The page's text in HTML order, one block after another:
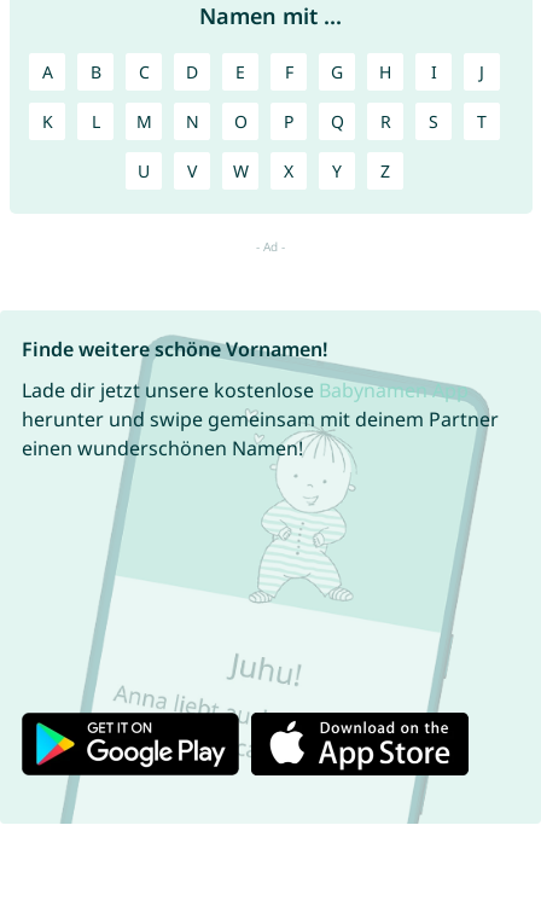
Namen mit ...
A B C D E F G H I J
K L M N O P Q R S T
U V W X Y Z
Finde weitere schöne Vornamen!
Lade dir jetzt unsere kostenlose Babynamen App
herunter und swipe gemeinsam mit deinem Partner
einen wunderschönen Namen!